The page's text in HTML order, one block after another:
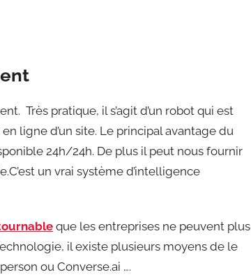
Très pratique, il s’agit d’un robot qui est
ligne d’un site. Le principal avantage du
24h/24h. De plus il peut nous fournir
un vrai système d’intelligence
que les entreprises ne peuvent plus
il existe plusieurs moyens de le
ou Converse.ai ….